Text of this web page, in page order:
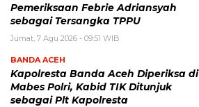
Pemeriksaan Febrie Adriansyah
sebagai Tersangka TPPU
Jumat, 7 Agu 2026 - 09:51 WIB
BANDA ACEH
Kapolresta Banda Aceh Diperiksa di
Mabes Polri, Kabid TIK Ditunjuk
sebagai Plt Kapolresta